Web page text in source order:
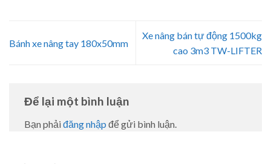
Bánh xe nâng tay 180x50mm
Xe nâng bán tự động 1500kg
cao 3m3 TW-LIFTER
Để lại một bình luận
Bạn phải đăng nhập để gửi bình luận.